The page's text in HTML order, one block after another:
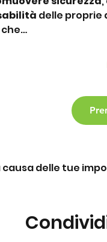
delle proprie
che…
delle tue